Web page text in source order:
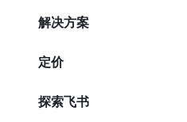
解决方案
定价
探索飞书